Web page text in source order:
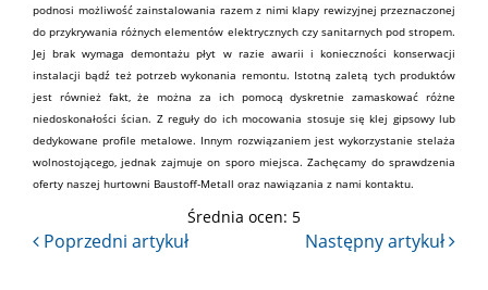
podnosi możliwość zainstalowania razem z nimi klapy rewizyjnej przeznaczonej
do przykrywania różnych elementów elektrycznych czy sanitarnych pod stropem.
Jej brak wymaga demontażu płyt w razie awarii i konieczności konserwacji
instalacji bądź też potrzeb wykonania remontu. Istotną zaletą tych produktów
jest również fakt, że można za ich pomocą dyskretnie zamaskować różne
niedoskonałości ścian. Z reguły do ichmocowania stosuje sięklej gipsowylub
dedykowane profile metalowe. Innym rozwiązaniem jest wykorzystanie stelaża
wolnostojącego, jednak zajmuje on sporo miejsca. Zachęcamy do sprawdzenia
oferty naszej hurtowni Baustoff-Metall oraz nawiązania z nami kontaktu.
Średnia ocen: 5